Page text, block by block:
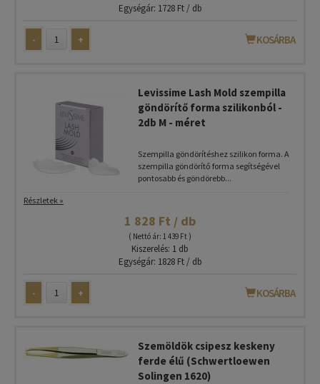
Egységár: 1728 Ft / db
- + KOSÁRBA
Levissime Lash Mold szempilla
göndörítő forma szilikonból -
2db M - méret
Szempilla göndörítéshez szilikon forma. A
szempilla göndörítő forma segítségével
pontosabb és göndörebb...
Részletek »
1 828 Ft / db
( Nettó ár: 1 439 Ft )
Kiszerelés: 1 db
Egységár: 1828 Ft / db
- + KOSÁRBA
Szemöldök csipesz keskeny
ferde élű (Schwertloewen
Solingen 1620)